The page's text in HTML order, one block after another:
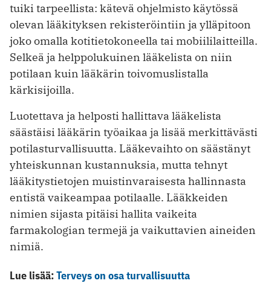
tuiki tarpeellista: kätevä ohjelmisto käytössä
olevan lääkityksen rekisteröintiin ja ylläpitoon
joko omalla kotitietokoneella tai mobiililaitteilla.
Selkeä ja helppolukuinen lääkelista on niin
potilaan kuin lääkärin toivomuslistalla
kärkisijoilla.
Luotettava ja helposti hallittava lääkelista
säästäisi lääkärin työaikaa ja lisää merkittävästi
potilasturvallisuutta. Lääkevaihto on säästänyt
yhteiskunnan kustannuksia, mutta tehnyt
lääkitystietojen muistinvaraisesta hallinnasta
entistä vaikeampaa potilaalle. Lääkkeiden
nimien sijasta pitäisi hallita vaikeita
farmakologian termejä ja vaikuttavien aineiden
nimiä.
Lue lisää:Terveys on osa turvallisuutta